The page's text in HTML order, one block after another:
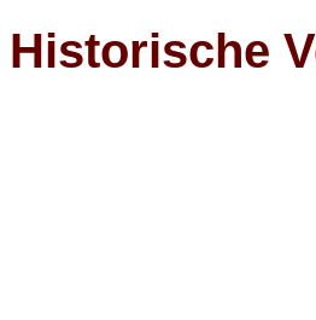
Historische